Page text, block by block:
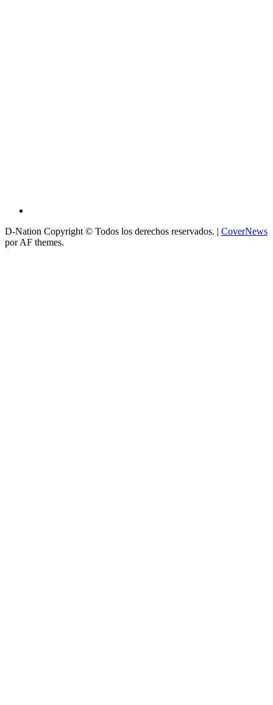
D-Nation Copyright © Todos los derechos reservados. | CoverNews
por AF themes.